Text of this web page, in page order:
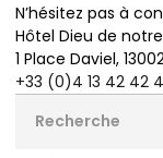
N’hésitez pas à
Hôtel Dieu de
1 Place Daviel,
+33 (0)4 13 42 42